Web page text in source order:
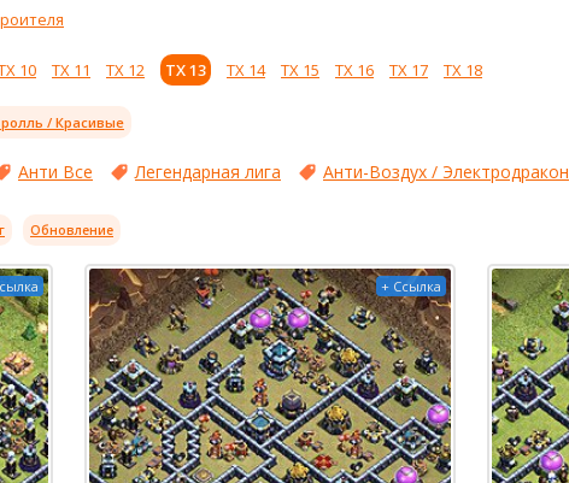
10 ТХ 11 ТХ 12 ТХ 13 ТХ 14 ТХ 15 ТХ 16 ТХ 17 ТХ 18
/ Красивые
Анти Все Легендарная лига Анти-Воздух / Электродракон
Обновление
+ Ссылка